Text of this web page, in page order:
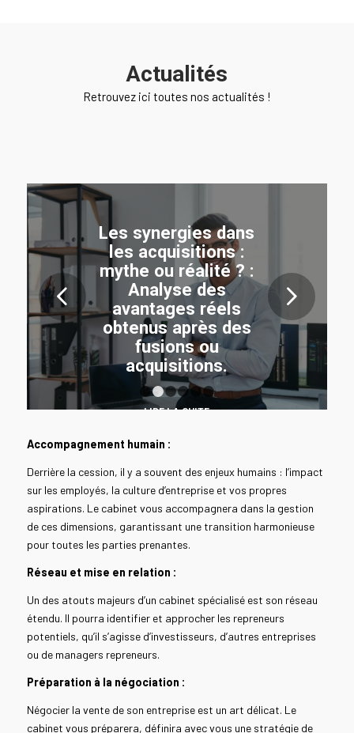
Actualités
Retrouvez ici toutes nos actualités !
Les synergies dans
les acquisitions :
mythe ou réalité ? :
Analyse des
avantages réels
obtenus après des
fusions ou
acquisitions.
LIRE LA SUITE
Suivant
1 2 3 4 5 6
Accompagnement humain :
Derrière la cession, il y a souvent des enjeux humains : l’impact
sur les employés, la culture d’entreprise et vos propres
aspirations. Le cabinet vous accompagnera dans la gestion
de ces dimensions, garantissant une transition harmonieuse
pour toutes les parties prenantes.
Réseau et mise en relation :
Un des atouts majeurs d’un cabinet spécialisé est son réseau
étendu. Il pourra identifier et approcher les repreneurs
potentiels, qu’il s’agisse d’investisseurs, d’autres entreprises
ou de managers repreneurs.
Préparation à la négociation :
Négocier la vente de son entreprise est un art délicat. Le
cabinet vous préparera, définira avec vous une stratégie de